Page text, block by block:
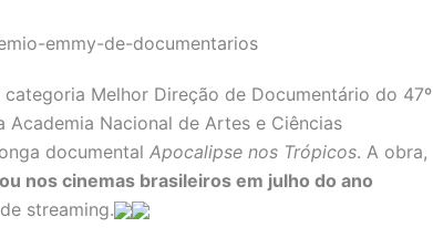
Melhor Direção de Documentário do 47º
Nacional de Artes e Ciências
documental Apocalipse nos Trópicos. A obra,
nos cinemas brasileiros em julho do ano
streaming.